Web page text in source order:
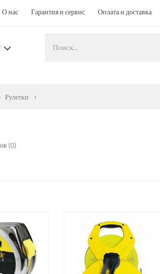
О нас Гарантия и сервис Оплата и доставка
Рулетки
(0)